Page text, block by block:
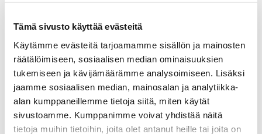
Tämä sivusto käyttää evästeitä
Käytämme evästeitä tarjoamamme sisällön ja mainosten
räätälöimiseen, sosiaalisen median ominaisuuksien
tukemiseen ja kävijämäärämme analysoimiseen. Lisäksi
jaamme sosiaalisen median, mainosalan ja analytiikka-
alan kumppaneillemme tietoja siitä, miten käytät
sivustoamme. Kumppanimme voivat yhdistää näitä
tietoja muihin tietoihin, joita olet antanut heille tai joita on
14
4 355 325
15
5 485 445 380 370
11
16
3 190 155 140
1
17
4 345 310 300 245
12
18
5 480 475 420 410
In
36 3015 2800 2655
2375